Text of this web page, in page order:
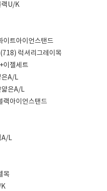
랙U/K
이트아이언스탠드
럭셔리그레이목
이젤세트
은A/L
얇은A/L
랙아이언스탠드
A/L
목